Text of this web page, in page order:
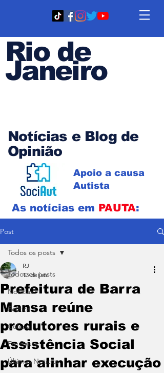
Rio de
Janeiro
Notícias e Blog de
Opinião
Apoio a causa
Autista
As notícias em PAUTA:
Post
Todos os posts
Notícias
Política
Coluna
Em Pauta
Últimas Notícias
Todos os posts
Prefeitura de Barra
Mansa reúne
produtores rurais e
Assistência Social
para alinhar execução
RJ
13 de jan.